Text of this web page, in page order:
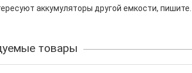
аккумуляторы другой емкости, пишите.
товары